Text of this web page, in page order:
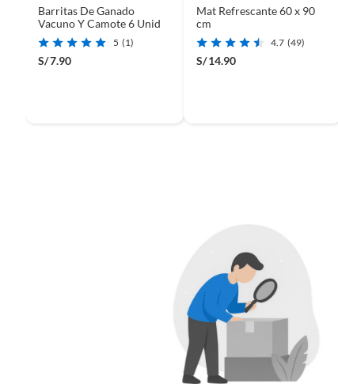
Barritas De Ganado
Vacuno Y Camote 6 Unid
5 (1)
S/7.90
Mat Refrescante 60 x 90
cm
4.7 (49)
S/14.90